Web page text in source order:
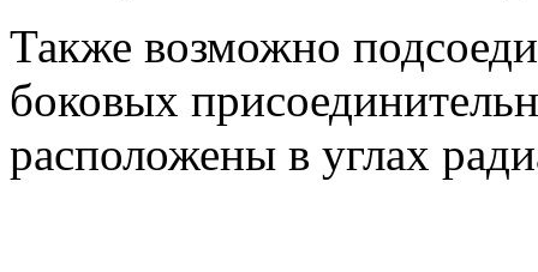
Также возможно
боковых
расположены в углах